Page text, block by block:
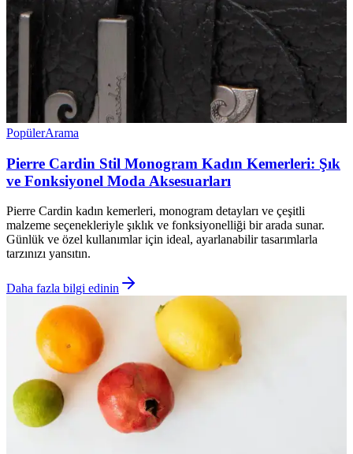
PopülerArama
Pierre Cardin Stil Monogram Kadın Kemerleri: Şık
ve Fonksiyonel Moda Aksesuarları
Pierre Cardin kadın kemerleri, monogram detayları ve çeşitli
malzeme seçenekleriyle şıklık ve fonksiyonelliği bir arada sunar.
Günlük ve özel kullanımlar için ideal, ayarlanabilir tasarımlarla
tarzınızı yansıtın.
Daha fazla bilgi edinin